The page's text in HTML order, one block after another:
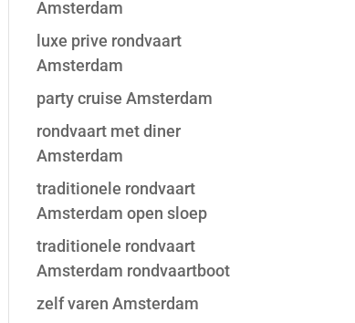
Amsterdam
luxe prive rondvaart
Amsterdam
party cruise Amsterdam
rondvaart met diner
Amsterdam
traditionele rondvaart
Amsterdam open sloep
traditionele rondvaart
Amsterdam rondvaartboot
zelf varen Amsterdam